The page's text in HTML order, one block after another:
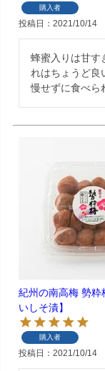
購入者
投稿日 2021/10/14
蜂蜜入りは甘す
れはちょうど良
慢せずに食べら
紀州の南高梅 勢
いしそ漬】
購入者
投稿日 2021/10/14